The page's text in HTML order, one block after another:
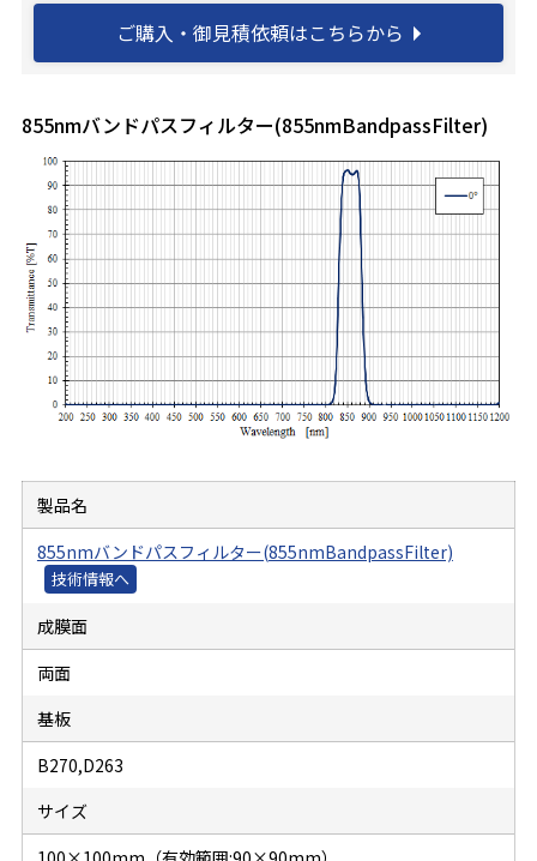
ご購入・御見積依頼はこちらから
855nmバンドパスフィルター(855nmBandpassFilter)
製品名
855nmバンドパスフィルター(855nmBandpassFilter)
成膜面
両面
基板
B270,D263
サイズ